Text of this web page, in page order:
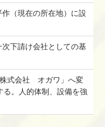
（現在の所在地）に設
下請け会社としての基
式会社 オガワ」へ変
る。人的体制、設備を強